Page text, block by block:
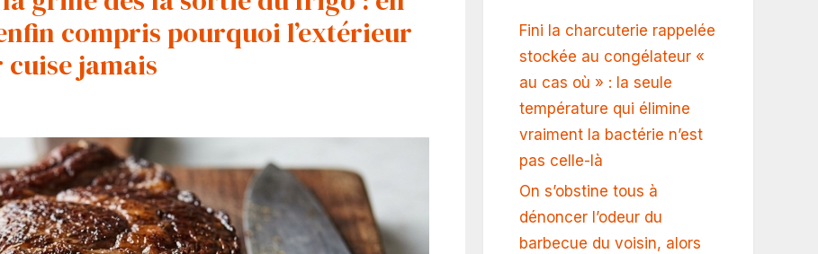
compris pourquoi l’extérieur
jamais
Fini la charcuterie rappelée
stockée au congélateur «
au cas où » : la seule
température qui élimine
vraiment la bactérie n’est
pas celle-là
On s’obstine tous à
dénoncer l’odeur du
barbecue du voisin, alors